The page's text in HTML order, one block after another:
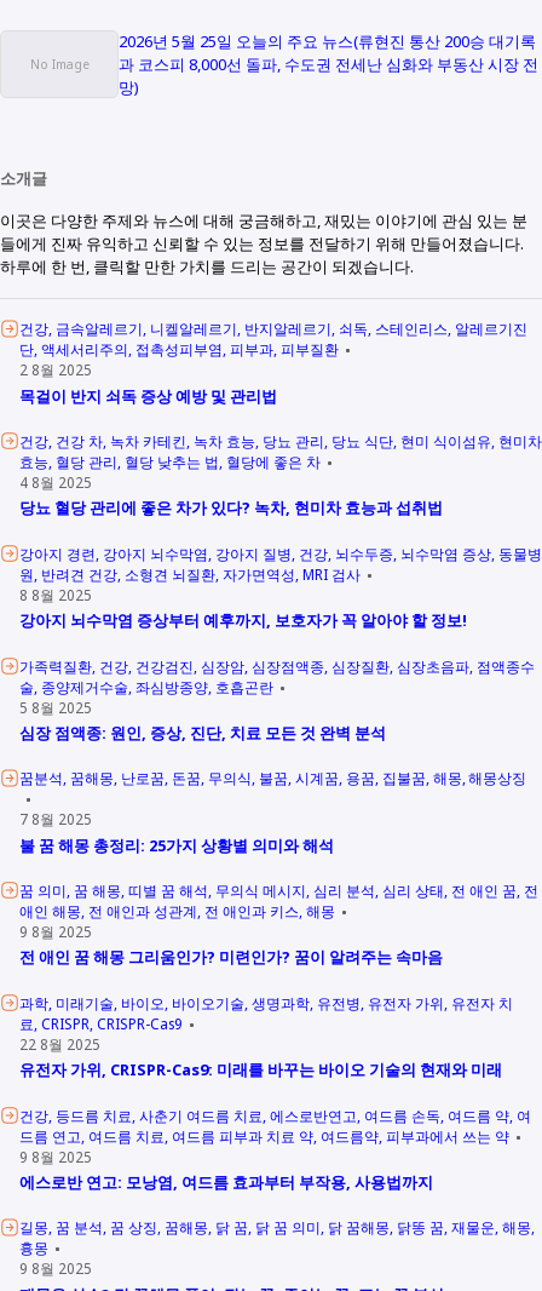
2026년 5월 25일 오늘의 주요 뉴스(류현진 통산 200승 대기록
과 코스피 8,000선 돌파, 수도권 전세난 심화와 부동산 시장 전
망)
소개글
이곳은 다양한 주제와 뉴스에 대해 궁금해하고, 재밌는 이야기에 관심 있는 분
들에게 진짜 유익하고 신뢰할 수 있는 정보를 전달하기 위해 만들어졌습니다.
하루에 한 번, 클릭할 만한 가치를 드리는 공간이 되겠습니다.
건강 금속알레르기 니켈알레르기 반지알레르기 쇠독 스테인리스 알레르기진
단 액세서리주의 접촉성피부염 피부과 피부질환
2 8월 2025
목걸이 반지 쇠독 증상 예방 및 관리법
건강 건강 차 녹차 카테킨 녹차 효능 당뇨 관리 당뇨 식단 현미 식이섬유 현미차
효능 혈당 관리 혈당 낮추는 법 혈당에 좋은 차
4 8월 2025
당뇨 혈당 관리에 좋은 차가 있다? 녹차, 현미차 효능과 섭취법
강아지 경련 강아지 뇌수막염 강아지 질병 건강 뇌수두증 뇌수막염 증상 동물병
원 반려견 건강 소형견 뇌질환 자가면역성 MRI 검사
8 8월 2025
강아지 뇌수막염 증상부터 예후까지, 보호자가 꼭 알아야 할 정보!
가족력질환 건강 건강검진 심장암 심장점액종 심장질환 심장초음파 점액종수
술 종양제거수술 좌심방종양 호흡곤란
5 8월 2025
심장 점액종: 원인, 증상, 진단, 치료 모든 것 완벽 분석
꿈분석 꿈해몽 난로꿈 돈꿈 무의식 불꿈 시계꿈 용꿈 집불꿈 해몽 해몽상징
7 8월 2025
불 꿈 해몽 총정리: 25가지 상황별 의미와 해석
꿈 의미 꿈 해몽 띠별 꿈 해석 무의식 메시지 심리 분석 심리 상태 전 애인 꿈 전
애인 해몽 전 애인과 성관계 전 애인과 키스 해몽
9 8월 2025
전 애인 꿈 해몽 그리움인가? 미련인가? 꿈이 알려주는 속마음
과학 미래기술 바이오 바이오기술 생명과학 유전병 유전자 가위 유전자 치
료 CRISPR CRISPR-Cas9
22 8월 2025
유전자 가위, CRISPR-Cas9: 미래를 바꾸는 바이오 기술의 현재와 미래
건강 등드름 치료 사춘기 여드름 치료 에스로반연고 여드름 손독 여드름 약 여
드름 연고 여드름 치료 여드름 피부과 치료 약 여드름약 피부과에서 쓰는 약
9 8월 2025
에스로반 연고: 모낭염, 여드름 효과부터 부작용, 사용법까지
길몽 꿈 분석 꿈 상징 꿈해몽 닭 꿈 닭 꿈 의미 닭 꿈해몽 닭똥 꿈 재물운 해몽
흉몽
9 8월 2025